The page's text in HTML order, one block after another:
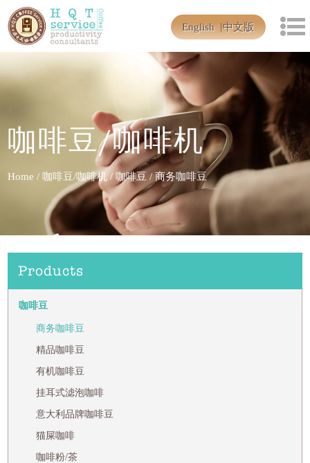
English 中文版
咖啡豆/咖啡机
Home / 咖啡豆/咖啡机/咖啡豆 /商务咖啡豆
Products
咖啡豆
商务咖啡豆
精品咖啡豆
有机咖啡豆
挂耳式滤泡咖啡
意大利品牌咖啡豆
猫屎咖啡
咖啡粉/茶